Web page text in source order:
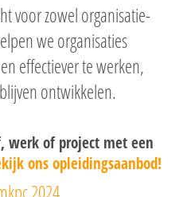
voor zowel organisatie-
we organisaties
effectiever te werken,
ontwikkelen.
werk of project met een
ons opleidingsaanbod!